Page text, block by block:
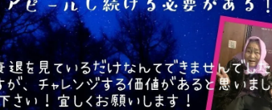
CAMPFIRE for Social Good
CAMPFIREふるさと納税